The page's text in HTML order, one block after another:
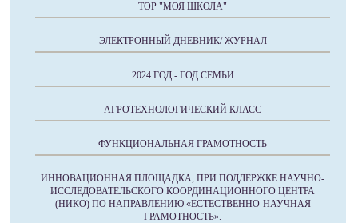
ТОР "МОЯ ШКОЛА"
ЭЛЕКТРОННЫЙ ДНЕВНИК/ ЖУРНАЛ
2024 ГОД - ГОД СЕМЬИ
АГРОТЕХНОЛОГИЧЕСКИЙ КЛАСС
ФУНКЦИОНАЛЬНАЯ ГРАМОТНОСТЬ
ИННОВАЦИОННАЯ ПЛОЩАДКА, ПРИ ПОДДЕРЖКЕ НАУЧНО-
ИССЛЕДОВАТЕЛЬСКОГО КООРДИНАЦИОННОГО ЦЕНТРА
(НИКО) ПО НАПРАВЛЕНИЮ «ЕСТЕСТВЕННО-НАУЧНАЯ
ГРАМОТНОСТЬ».